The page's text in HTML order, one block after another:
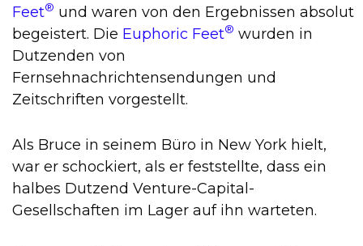
Feet® und waren von den Ergebnissen absolut
begeistert. Die Euphoric Feet® wurden in
Dutzenden von
Fernsehnachrichtensendungen und
Zeitschriften vorgestellt.
Als Bruce in seinem Büro in New York hielt,
war er schockiert, als er feststellte, dass ein
halbes Dutzend Venture-Capital-
Gesellschaften im Lager auf ihn warteten.